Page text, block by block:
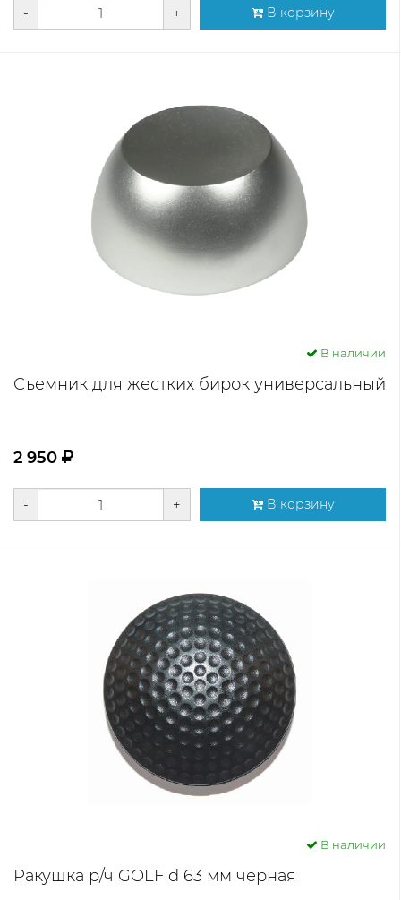
- + В корзину
В наличии
Съемник для жестких бирок универсальный
2 950
- + В корзину
В наличии
Ракушка р/ч GOLF d 63 мм черная